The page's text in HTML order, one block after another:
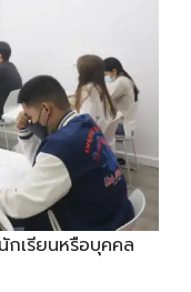
เรียนหรือบุคคล